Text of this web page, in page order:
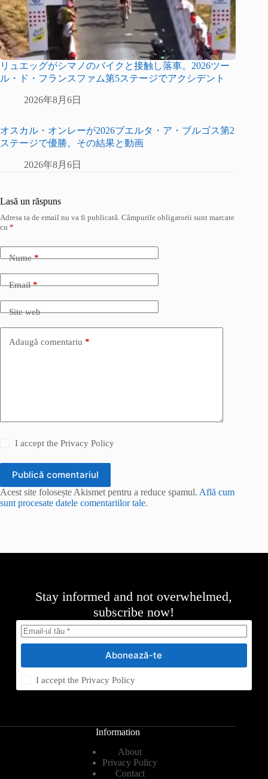
リュエッグがシマノのバイクと接触し落車。2026ツー
ル・ド・フランスファム第5ステージでアクシデント
2026年8月6日
オスカル・オンレーが2026ブエルタ・ア・ブルゴス第2
ステージで優勝。その結果と動画
2026年8月6日
Lasă un răspuns
Adresa ta de email nu va fi publicată. Câmpurile obligatorii sunt marcate
cu *
Nume*
Email*
Site web
Adaugă comentariu *
I accept thePrivacy Policy
Publică comentariul
Acest site folosește Akismet pentru a reduce spamul. Află cum
sunt procesate datele comentariilor tale.
Stay informed and not overwhelmed,
subscribe now!
Abonează-te
I accept thePrivacy Policy
Information
About
Privacy Policy
Contact